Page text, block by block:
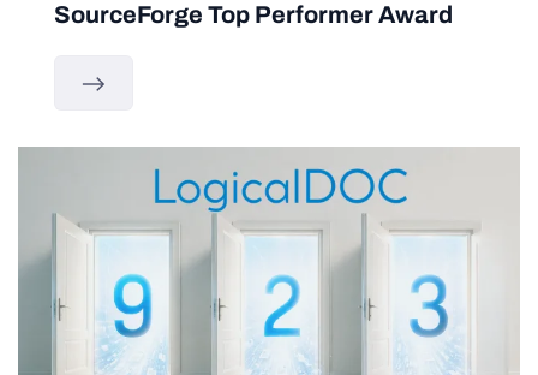
SourceForge Top Performer Award